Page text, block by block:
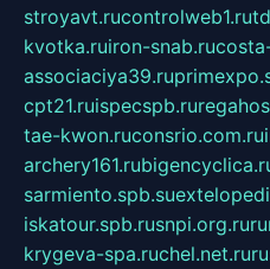
stroyavt.rucontrolweb1.ru
kvotka.ruiron-snab.ru
associaciya39.ru
cpt21.ruispecspb.ru
tae-kwon.ruconsrio.com.ru
archery161.ru
sarmiento.spb.su
iskatour.spb.rusnpi.org.ru
krygeva-spa.ruchel.net.ru